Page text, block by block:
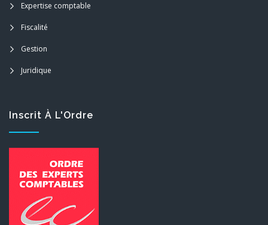
Expertise comptable
Fiscalité
Gestion
Juridique
Inscrit À L'Ordre